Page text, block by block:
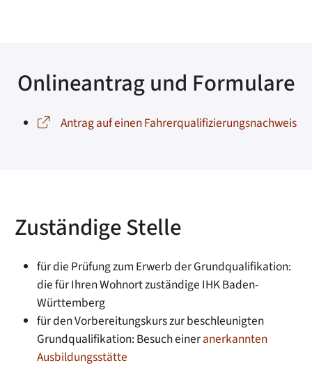
Onlineantrag und Formulare
Antrag auf einen Fahrerqualifizierungsnachweis
Zuständige Stelle
für die Prüfung zum Erwerb der Grundqualifikation:
die für Ihren Wohnort zuständige IHK Baden-
Württemberg
für den Vorbereitungskurs zur beschleunigten
Grundqualifikation: Besuch eineranerkannten
Ausbildungsstätte